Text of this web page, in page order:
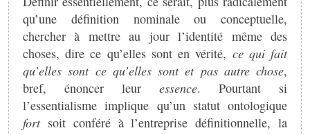
qu’une définition nominale ou conceptuelle,
chercher à mettre au jour l’identité même des
choses, dire ce qu’elles sont en vérité, ce qui fait
qu’elles sont ce qu’elles sont et pas autre chose,
bref, énoncer leur essence. Pourtant si
l’essentialisme implique qu’un statut ontologique
fortsoit conféré à l’entreprise définitionnelle, la